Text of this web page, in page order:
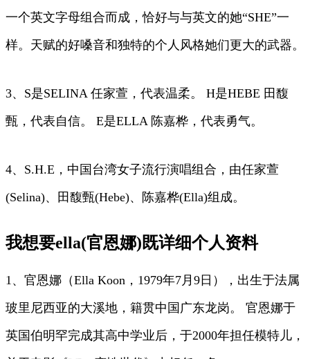
一个英文字母组合而成，恰好与与英文的她“SHE”一
样。天赋的好嗓音和独特的个人风格她们更大的武器。
3、S是SELINA 任家萱，代表温柔。 H是HEBE 田馥
甄，代表自信。 E是ELLA 陈嘉桦，代表勇气。
4、S.H.E，中国台湾女子流行演唱组合，由任家萱
(Selina)、田馥甄(Hebe)、陈嘉桦(Ella)组成。
我想要ella(官恩娜)既详细个人资料
1、官恩娜（Ella Koon，1979年7月9日），出生于法属
玻里尼西亚的大溪地，籍贯中国广东龙岗。 官恩娜于
英国伯明罕完成其高中学业后，于2000年担任模特儿，